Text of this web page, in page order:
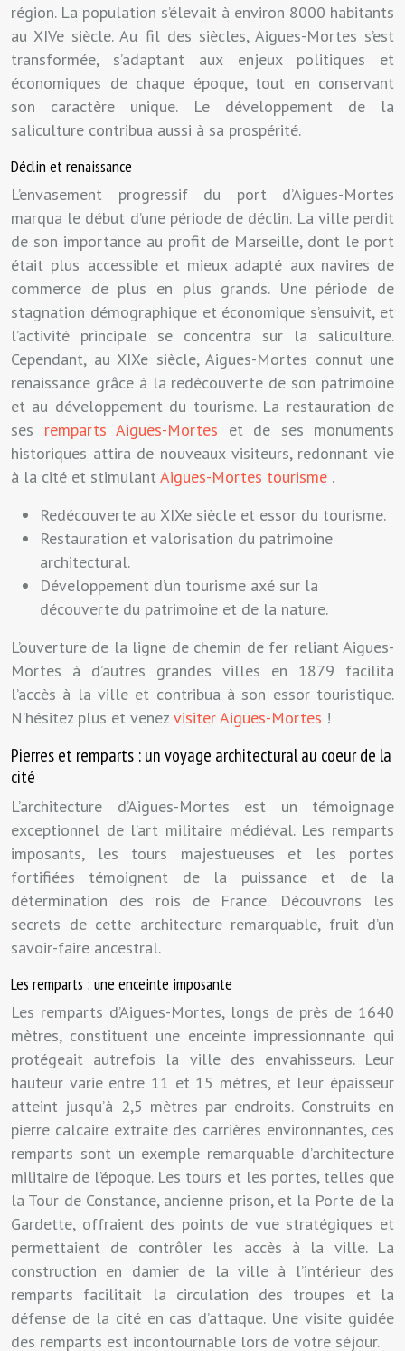
région. La population s’élevait à environ 8000 habitants
au XIVe siècle. Au fil des siècles, Aigues-Mortes s’est
transformée, s’adaptant aux enjeux politiques et
économiques de chaque époque, tout en conservant
son caractère unique. Le développement de la
saliculture contribua aussi à sa prospérité.
Déclin et renaissance
L’envasement progressif du port d’Aigues-Mortes
marqua le début d’une période de déclin. La ville perdit
de son importance au profit de Marseille, dont le port
était plus accessible et mieux adapté aux navires de
commerce de plus en plus grands. Une période de
stagnation démographique et économique s’ensuivit, et
l’activité principale se concentra sur la saliculture.
Cependant, au XIXe siècle, Aigues-Mortes connut une
renaissance grâce à la redécouverte de son patrimoine
et au développement du tourisme. La restauration de
ses remparts Aigues-Mortes et de ses monuments
historiques attira de nouveaux visiteurs, redonnant vie
à la cité et stimulantAigues-Mortes tourisme .
Redécouverte au XIXe siècle et essor du tourisme.
Restauration et valorisation du patrimoine
architectural.
Développement d’un tourisme axé sur la
découverte du patrimoine et de la nature.
L’ouverture de la ligne de chemin de fer reliant Aigues-
Mortes à d’autres grandes villes en 1879 facilita
l’accès à la ville et contribua à son essor touristique.
N’hésitez plus et venez visiter Aigues-Mortes !
Pierres et remparts : un voyage architectural au coeur de la
cité
L’architecture d’Aigues-Mortes est un témoignage
exceptionnel de l’art militaire médiéval. Les remparts
imposants, les tours majestueuses et les portes
fortifiées témoignent de la puissance et de la
détermination des rois de France. Découvrons les
secrets de cette architecture remarquable, fruit d’un
savoir-faire ancestral.
Les remparts : une enceinte imposante
Les remparts d’Aigues-Mortes, longs de près de 1640
mètres, constituent une enceinte impressionnante qui
protégeait autrefois la ville des envahisseurs. Leur
hauteur varie entre 11 et 15 mètres, et leur épaisseur
atteint jusqu’à 2,5 mètres par endroits. Construits en
pierre calcaire extraite des carrières environnantes, ces
remparts sont un exemple remarquable d’architecture
militaire de l’époque. Les tours et les portes, telles que
la Tour de Constance, ancienne prison, et la Porte de la
Gardette, offraient des points de vue stratégiques et
permettaient de contrôler les accès à la ville. La
construction en damier de la ville à l’intérieur des
remparts facilitait la circulation des troupes et la
défense de la cité en cas d’attaque. Une visite guidée
des remparts est incontournable lors de votre séjour.